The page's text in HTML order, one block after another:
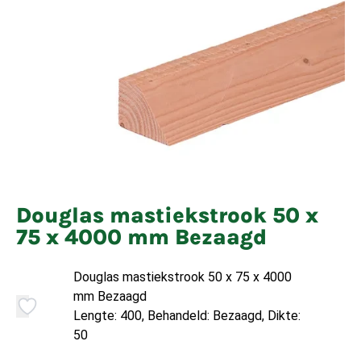
Douglas mastiekstrook 50 x
75 x 4000 mm Bezaagd
Douglas mastiekstrook 50 x 75 x 4000
mm Bezaagd
Lengte: 400, Behandeld: Bezaagd, Dikte:
50